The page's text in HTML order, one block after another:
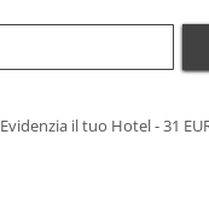
Evidenzia il tuo Hotel - 31